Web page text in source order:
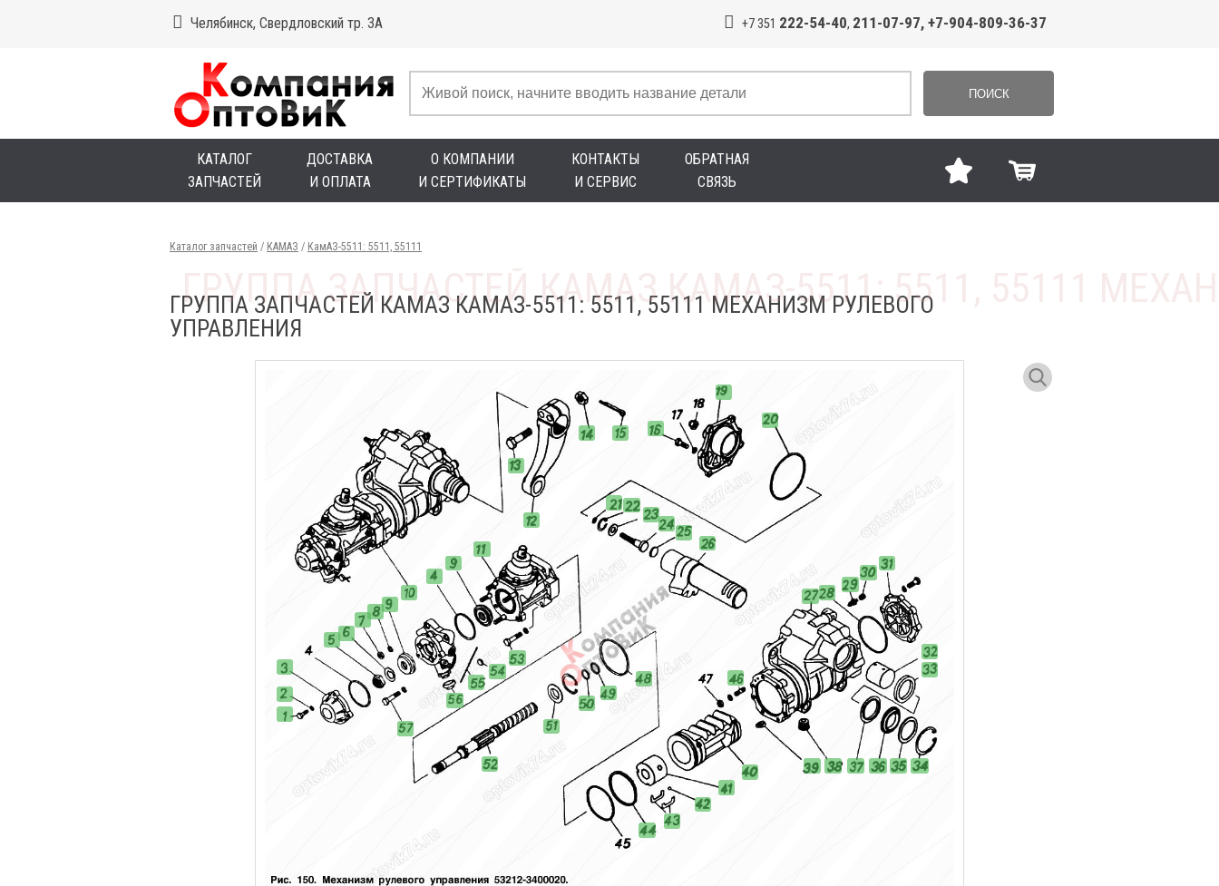
Челябинск, Свердловский тр. 3А +7 351 222-54-40, 211-07-97, +7-904-809-36-37
ПОИСК
КАТАЛОГ
ЗАПЧАСТЕЙ
ДОСТАВКА
И ОПЛАТА
О КОМПАНИИ
И СЕРТИФИКАТЫ
КОНТАКТЫ
И СЕРВИС
ОБРАТНАЯ
СВЯЗЬ
Каталог запчастей / КАМАЗ / КамАЗ-5511: 5511, 55111
ГРУППА ЗАПЧАСТЕЙ КАМАЗ КАМАЗ-5511: 5511, 55111 МЕХАНИЗМ РУЛЕВОГО
УПРАВЛЕНИЯ